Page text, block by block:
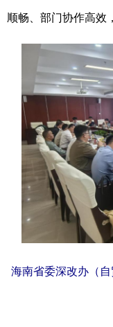
顺畅、部门协作高效
海南省委深改办（